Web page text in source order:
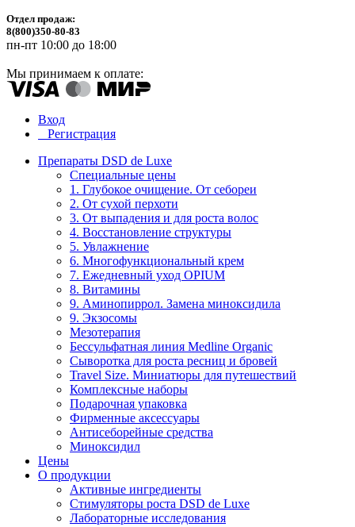
Отдел продаж:
8(800)350-80-83
пн-пт 10:00 до 18:00
Мы принимаем к оплате:
Вход
Регистрация
Препараты DSD de Luxe
Специальные цены
1. Глубокое очищение. От себореи
2. От сухой перхоти
3. От выпадения и для роста волос
4. Восстановление структуры
5. Увлажнение
6. Многофункциональный крем
7. Ежедневный уход OPIUM
8. Витамины
9. Аминопиррол. Замена миноксидила
9. Экзосомы
Мезотерапия
Бессульфатная линия Medline Organic
Сыворотка для роста ресниц и бровей
Travel Size. Миниатюры для путешествий
Комплексные наборы
Подарочная упаковка
Фирменные аксессуары
Антисеборейные средства
Миноксидил
Цены
О продукции
Активные ингредиенты
Стимуляторы роста DSD de Luxe
Лабораторные исследования